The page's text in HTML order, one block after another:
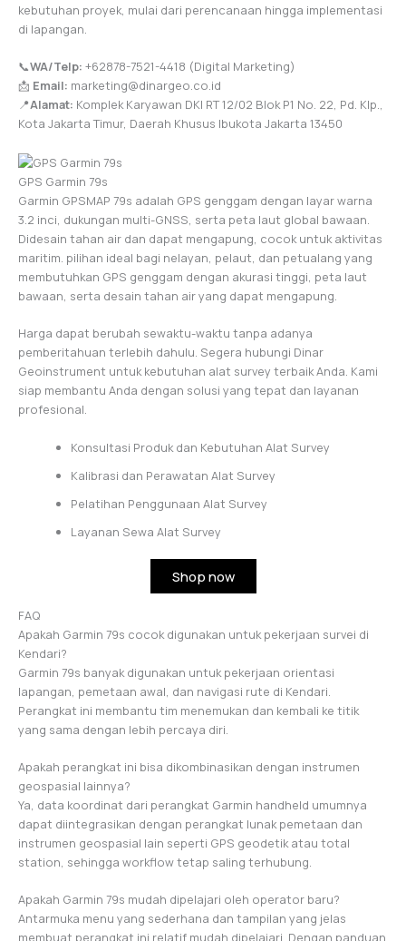
kebutuhan proyek, mulai dari perencanaan hingga implementasi
di lapangan.
📞WA/Telp: +62878-7521-4418 (Digital Marketing)
📩 Email: marketing@dinargeo.co.id
📍Alamat: Komplek Karyawan DKI RT 12/02 Blok P1 No. 22, Pd. Klp.,
Kota Jakarta Timur, Daerah Khusus Ibukota Jakarta 13450
GPS Garmin 79s
Garmin GPSMAP 79s adalah GPS genggam dengan layar warna
3.2 inci, dukungan multi-GNSS, serta peta laut global bawaan.
Didesain tahan air dan dapat mengapung, cocok untuk aktivitas
maritim. pilihan ideal bagi nelayan, pelaut, dan petualang yang
membutuhkan GPS genggam dengan akurasi tinggi, peta laut
bawaan, serta desain tahan air yang dapat mengapung.
Harga dapat berubah sewaktu-waktu tanpa adanya
pemberitahuan terlebih dahulu. Segera hubungi Dinar
Geoinstrument untuk kebutuhan alat survey terbaik Anda. Kami
siap membantu Anda dengan solusi yang tepat dan layanan
profesional.
Konsultasi Produk dan Kebutuhan Alat Survey
Kalibrasi dan Perawatan Alat Survey
Pelatihan Penggunaan Alat Survey
Layanan Sewa Alat Survey
Shop now
FAQ
Apakah Garmin 79s cocok digunakan untuk pekerjaan survei di
Kendari?
Garmin 79s banyak digunakan untuk pekerjaan orientasi
lapangan, pemetaan awal, dan navigasi rute di Kendari.
Perangkat ini membantu tim menemukan dan kembali ke titik
yang sama dengan lebih percaya diri.
Apakah perangkat ini bisa dikombinasikan dengan instrumen
geospasial lainnya?
Ya, data koordinat dari perangkat Garmin handheld umumnya
dapat diintegrasikan dengan perangkat lunak pemetaan dan
instrumen geospasial lain seperti GPS geodetik atau total
station, sehingga workflow tetap saling terhubung.
Apakah Garmin 79s mudah dipelajari oleh operator baru?
Antarmuka menu yang sederhana dan tampilan yang jelas